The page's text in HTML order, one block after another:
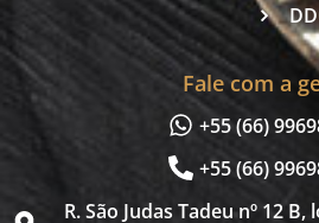
Fale com a
+55 (66)
+55 (66)
R. São Judas Tadeu nº 12